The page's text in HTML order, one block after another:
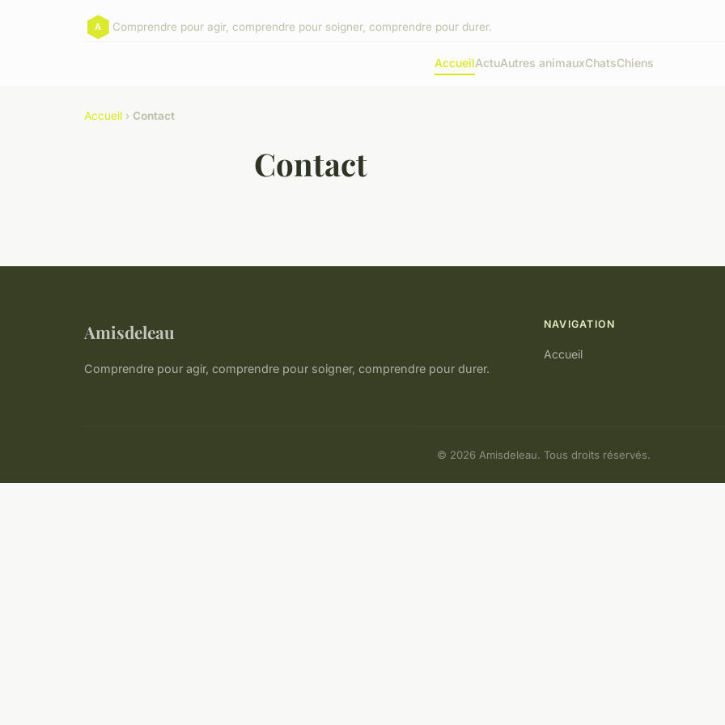
Comprendre pour agir, comprendre pour soigner, comprendre pour durer.
AccueilActuAutres animauxChatsChiens
Accueil › Contact
Contact
Amisdeleau
Comprendre pour agir, comprendre pour soigner, comprendre pour durer.
NAVIGATION
Accueil
© 2026 Amisdeleau. Tous droits réservés.